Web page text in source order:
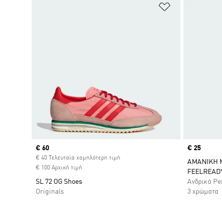
Προσθήκη
Current price
€ 60
€ 40 Τελευταία χαμηλότερη τιμή
€ 100 Αρχική τιμή
SL 72 OG Shoes
Originals
Price
€ 25
ΑΜΑΝΙΚΗ
Ανδρικά
3 χρώματα